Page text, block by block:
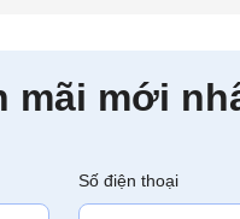
mãi mới
Số điện thoại